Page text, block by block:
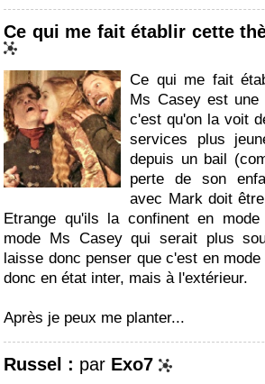
Ce qui me fait établir cette
Ce qui me fait
Ms Casey est une
c'est qu'on la voit
services plus
depuis un bail
perte de son
avec Mark doit
Etrange qu'ils la confinent en
mode Ms Casey qui serait plus
laisse donc penser que c'est en
donc en état inter, mais à l'extérieur.
Après je peux me planter...
Russel : par Exo7